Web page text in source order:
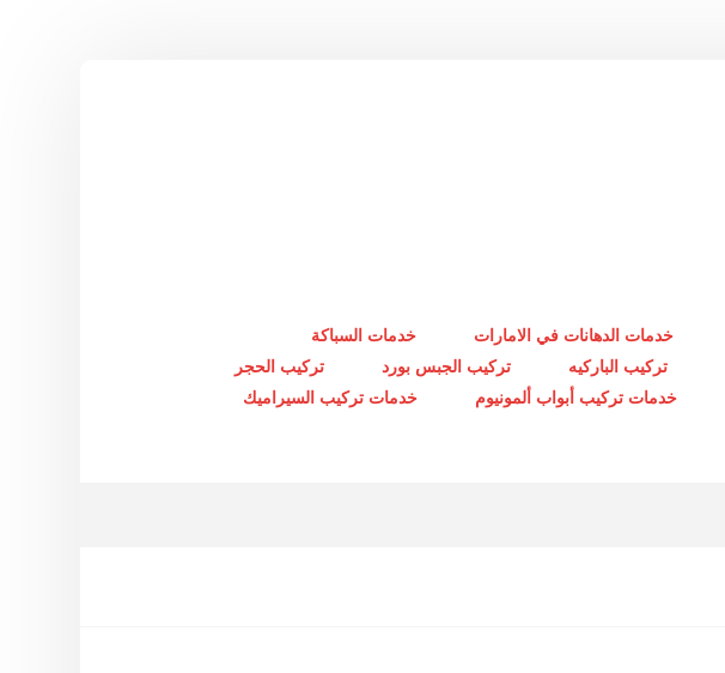
خدمات الدهانات في الامارات
خدمات السباكة
تركيب الباركيه تركيب الجبس بورد
تركيب الحجر
خدمات تركيب أبواب ألمونيوم
خدمات تركيب السيراميك